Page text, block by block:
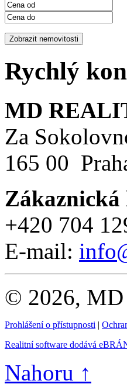
Rychlý
MD
Za
165 00
+420 704
E-mail:
© 2026, MD
Prohlášení o přístupnosti |
Realitní software dodává
Nahoru ↑